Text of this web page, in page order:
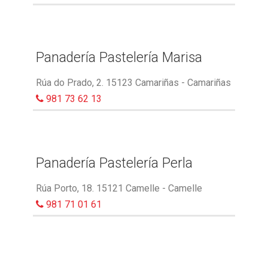
Panadería Pastelería Marisa
Rúa do Prado, 2. 15123 Camariñas - Camariñas
981 73 62 13
Panadería Pastelería Perla
Rúa Porto, 18. 15121 Camelle - Camelle
981 71 01 61